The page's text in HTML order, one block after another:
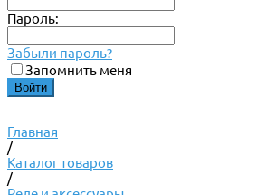
Пароль:
Забыли пароль?
Запомнить меня
Главная
/
Каталог товаров
/